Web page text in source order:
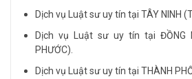
Dịch vụ Luật sư uy tín tại TÂY NINH
Dịch vụ Luật sư uy tín tại ĐỒNG
PHƯỚC).
Dịch vụ Luật sư uy tín tại THÀNH